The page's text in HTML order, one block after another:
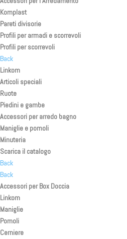
Komplast
Pareti divisorie
Profili per armadi e scorrevoli
Profili per scorrevoli
Back
Linkom
Articoli speciali
Ruote
Piedini e gambe
Accessori per arredo bagno
Maniglie e pomoli
Minuteria
Scarica il catalogo
Back
Back
Accessori per Box Doccia
Linkom
Maniglie
Pomoli
Cerniere